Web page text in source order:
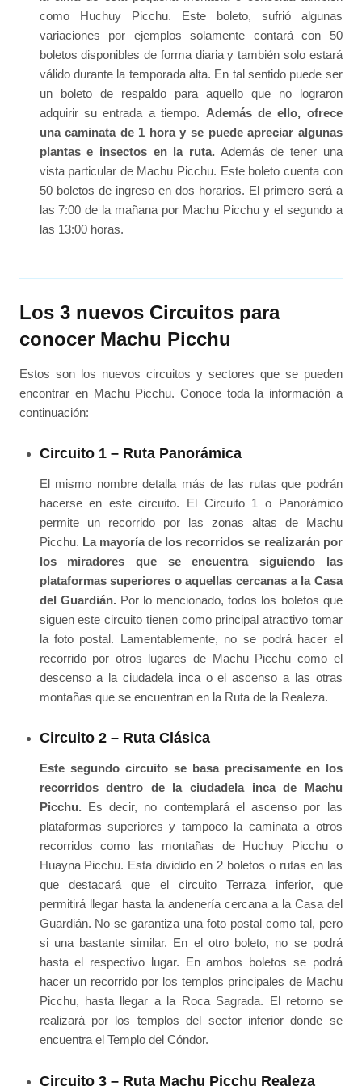
como Huchuy Picchu. Este boleto, sufrió algunas
variaciones por ejemplos solamente contará con 50
boletos disponibles de forma diaria y también solo estará
válido durante la temporada alta. En tal sentido puede ser
un boleto de respaldo para aquello que no lograron
adquirir su entrada a tiempo. Además de ello, ofrece
una caminata de 1 hora y se puede apreciar algunas
plantas e insectos en la ruta.Además de tener una
vista particular de Machu Picchu. Este boleto cuenta con
50 boletos de ingreso en dos horarios. El primero será a
las 7:00 de la mañana por Machu Picchu y el segundo a
las 13:00 horas.
Los 3 nuevos Circuitos para
conocer Machu Picchu
Estos son los nuevos circuitos y sectores que se pueden
encontrar en Machu Picchu. Conoce toda la información a
continuación:
Circuito 1 – Ruta Panorámica
El mismo nombre detalla más de las rutas que podrán
hacerse en este circuito. El Circuito 1 o Panorámico
permite un recorrido por las zonas altas de Machu
Picchu. La mayoría de los recorridos se realizarán por
los miradores que se encuentra siguiendo las
plataformas superiores o aquellas cercanas a la Casa
del Guardián.Por lo mencionado, todos los boletos que
siguen este circuito tienen como principal atractivo tomar
la foto postal. Lamentablemente, no se podrá hacer el
recorrido por otros lugares de Machu Picchu como el
descenso a la ciudadela inca o el ascenso a las otras
montañas que se encuentran en la Ruta de la Realeza.
Circuito 2 – Ruta Clásica
Este segundo circuito se basa precisamente en los
recorridos dentro de la ciudadela inca de Machu
Picchu.Es decir, no contemplará el ascenso por las
plataformas superiores y tampoco la caminata a otros
recorridos como las montañas de Huchuy Picchu o
Huayna Picchu. Esta dividido en 2 boletos o rutas en las
que destacará que el circuito Terraza inferior, que
permitirá llegar hasta la andenería cercana a la Casa del
Guardián. No se garantiza una foto postal como tal, pero
si una bastante similar. En el otro boleto, no se podrá
hasta el respectivo lugar. En ambos boletos se podrá
hacer un recorrido por los templos principales de Machu
Picchu, hasta llegar a la Roca Sagrada. El retorno se
realizará por los templos del sector inferior donde se
encuentra el Templo del Cóndor.
Circuito 3 – Ruta Machu Picchu Realeza